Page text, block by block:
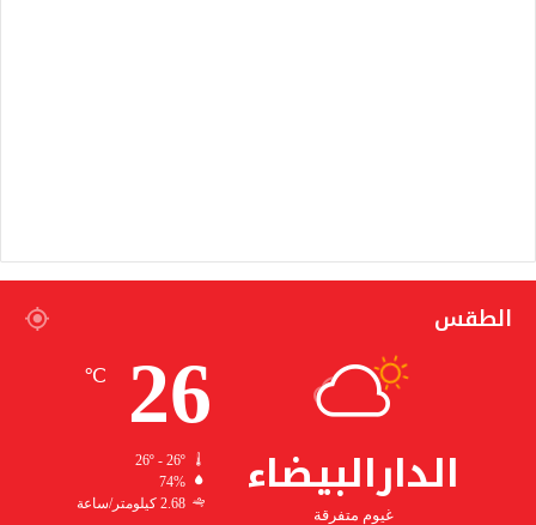
الطقس
الدارالبيضاء
غيوم متفرقة
26
℃
74%
2.68 كيلومتر/ساعة